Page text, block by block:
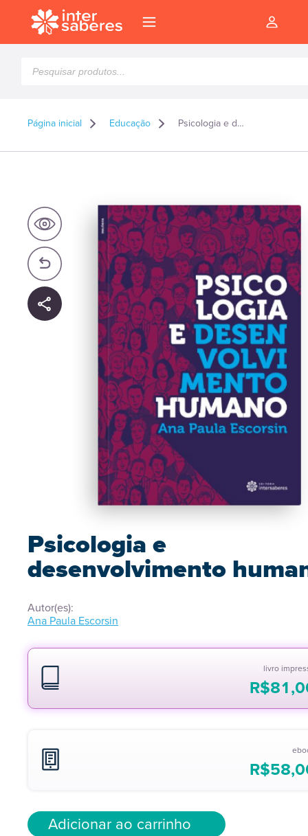
produtos
Página inicial Educação Psicologia e desenvolvimento humano
Psicologia e
desenvolvimento
Autor(es):
Ana Paula Escorsin
livro
R$
R$
Adicionar ao carrinho